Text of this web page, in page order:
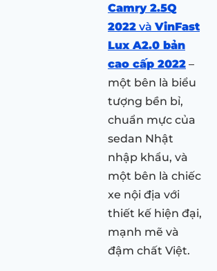
Camry 2.5Q
2022 và VinFast
Lux A2.0 bản
cao cấp 2022 –
một bên là biểu
tượng bền bỉ,
chuẩn mực của
sedan Nhật
nhập khẩu, và
một bên là chiếc
xe nội địa với
thiết kế hiện đại,
mạnh mẽ và
đậm chất Việt.